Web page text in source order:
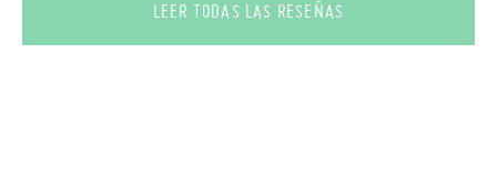
LEER TODAS LAS RESEÑAS